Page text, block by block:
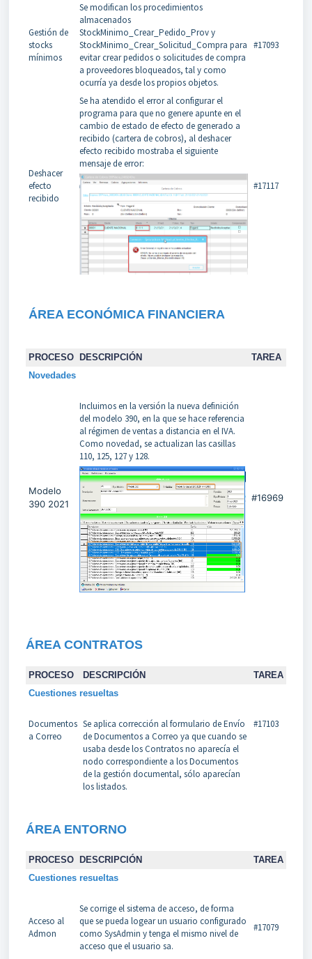
Gestión de
stocks
mínimos
Se modifican los procedimientos
almacenados
StockMinimo_Crear_Pedido_Prov y
StockMinimo_Crear_Solicitud_Compra para
evitar crear pedidos o solicitudes de compra
a proveedores bloqueados, tal y como
ocurría ya desde los propios objetos.
#17093
Deshacer
efecto
recibido
Se ha atendido el error al configurar el
programa para que no genere apunte en el
cambio de estado de efecto de generado a
recibido (cartera de cobros), al deshacer
efecto recibido mostraba el siguiente
mensaje de error:
#17117
ÁREA ECONÓMICA FINANCIERA
PROCESO DESCRIPCIÓN
TAREA
Novedades
Modelo
390 2021
Incluimos en la versión la nueva definición
del modelo 390, en la que se hace referencia
al régimen de ventas a distancia en el IVA.
Como novedad, se actualizan las casillas
110, 125, 127 y 128.
#16969
ÁREA CONTRATOS
PROCESO DESCRIPCIÓN
TAREA
Cuestiones resueltas
Documentos
a Correo
Se aplica corrección al formulario de Envío
de Documentos a Correo ya que cuando se
usaba desde los Contratos no aparecía el
nodo correspondiente a los Documentos
de la gestión documental, sólo aparecían
los listados.
#17103
ÁREA ENTORNO
PROCESO DESCRIPCIÓN
TAREA
Cuestiones resueltas
Acceso al
Admon
Se corrige el sistema de acceso, de forma
que se pueda logear un usuario configurado
como SysAdmin y tenga el mismo nivel de
acceso que el usuario sa.
#17079